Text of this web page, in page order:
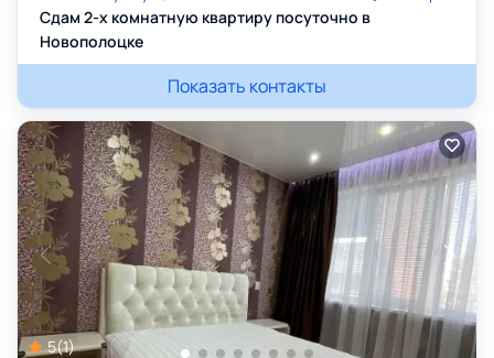
Сдам 2-х комнатную квартиру посуточно в
Новополоцке
Показать контакты
5(1)